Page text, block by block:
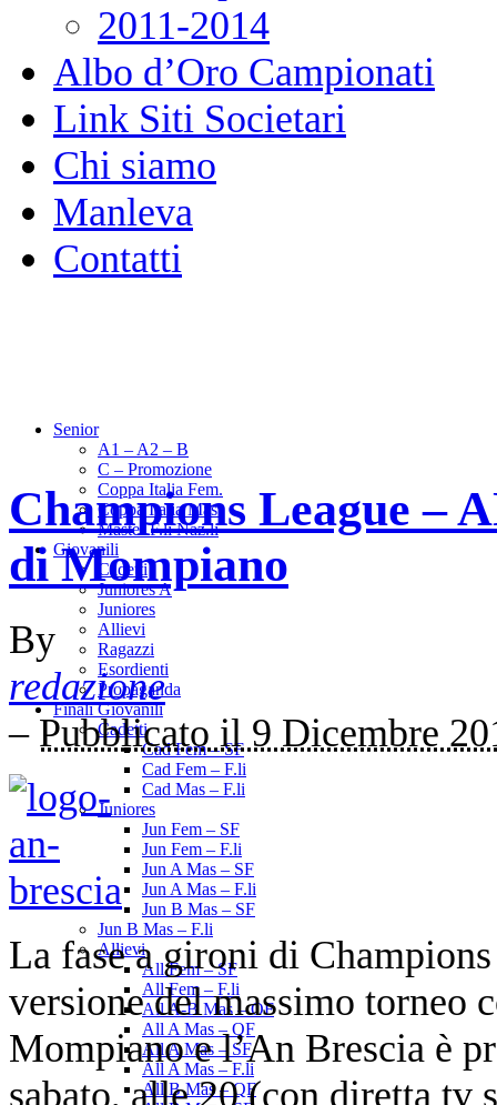
2011-2014
Albo d’Oro Campionati
Link Siti Societari
Chi siamo
Manleva
Contatti
Senior
A1 – A2 – B
C – Promozione
Coppa Italia Fem.
Coppa Italia Mas.
Master F.li Naz.li
Giovanili
Cadetti
Juniores A
Juniores
Allievi
Ragazzi
Esordienti
Propaganda
Finali Giovanili
Cadetti
Cad Fem – SF
Cad Fem – F.li
Cad Mas – F.li
Juniores
Jun Fem – SF
Jun Fem – F.li
Jun A Mas – SF
Jun A Mas – F.li
Jun B Mas – SF
Jun B Mas – F.li
Allievi
All Fem – SF
All Fem – F.li
All A-B Mas – OF
All A Mas – QF
All A Mas – SF
All A Mas – F.li
All B Mas – QF
Champions League –
di Mompiano
By
redazione
– Pubblicato il 9 Dicembre
La fase a gironi di
versione del massimo torneo
Mompiano e l’An Brescia è
sabato, alle 20 (con diretta tv